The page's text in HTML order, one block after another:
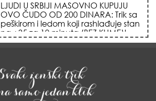
LJUDI U SRBIJI MASOVNO KUPUJU
OVO ČUDO OD 200 DINARA: Trik sa
peškirom i ledom koji rashlađuje stan
na +35 za 10 minuta (BEZ KLIME)!
DATUMI KOJI MENJAJU SUDBINU:
Ošišajte se OVIH dana u mesecu
ako želite da vam kosa raste kao iz
vode i privučete novu ljubav!